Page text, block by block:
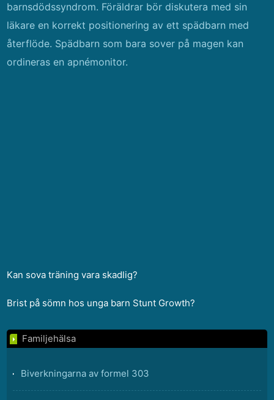
barnsdödssyndrom. Föräldrar bör diskutera med sin
läkare en korrekt positionering av ett spädbarn med
återflöde. Spädbarn som bara sover på magen kan
ordineras en apnémonitor.
Kan sova träning vara skadlig?
Brist på sömn hos unga barn Stunt Growth?
Familjehälsa
Biverkningarna av formel 303